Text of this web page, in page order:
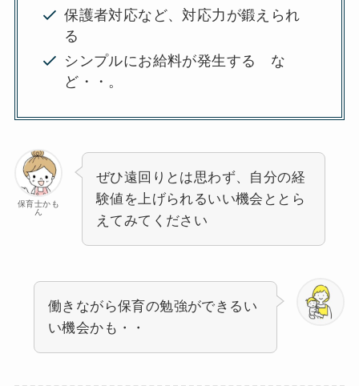
保護者対応など、対応力が鍛えられ
る
シンプルにお給料が発生する な
ど・・。
保育士かも
ん
ぜひ遠回りとは思わず、自分の経
験値を上げられるいい機会ととら
えてみてください
働きながら保育の勉強ができるい
い機会かも・・